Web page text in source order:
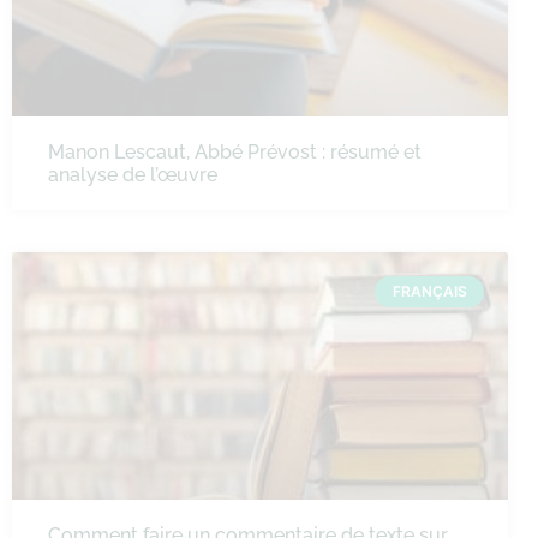
Manon Lescaut, Abbé Prévost : résumé et
analyse de l’œuvre
FRANÇAIS